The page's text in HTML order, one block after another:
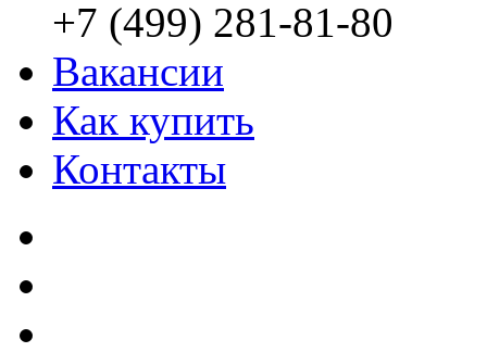
+7 (499) 281-81-80
Вакансии
Как купить
Контакты